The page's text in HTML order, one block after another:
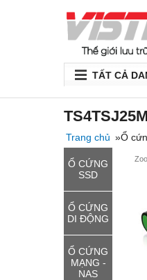
TẤT CẢ
Trang chủ »Ổ
Ổ CỨNG
SSD
Ổ CỨNG
DI ĐỘNG
Ổ CỨNG
MẠNG -
NAS